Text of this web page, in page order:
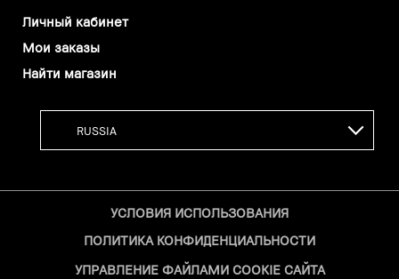
Личный кабинет
Мои заказы
Найти магазин
УСЛОВИЯ ИСПОЛЬЗОВАНИЯ
ПОЛИТИКА КОНФИДЕНЦИАЛЬНОСТИ
УПРАВЛЕНИЕ ФАЙЛАМИ COOKIE САЙТА